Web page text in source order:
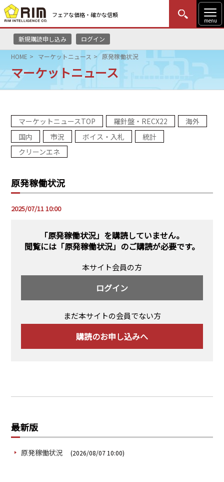
フェアな価格・確かな信頼
menu
新規購読申し込み ログイン
MENU
はじめての方
HOME
リムレポート
メソドロジー
コンサルティング
採用情報
瑞姆亜太能源諮問(北京)
Rim Energy Media(韓国語)
HOME マーケットニュース 原発稼働状況
マーケットニュース
マーケットニュースTOP 羅針盤・RECX22
海外
国内
市況 ボイス・入札
統計
クリーンエネ
原発稼働状況
2025/07/11 10:00
「原発稼働状況」を購読していません。
閲覧には 「原発稼働状況」のご購読が必要です。
本サイト会員の方
ログイン
まだ本サイトの会員でない方
購読のお申し込みへ
最新版
原発稼働状況 (2026/08/07 10:00)